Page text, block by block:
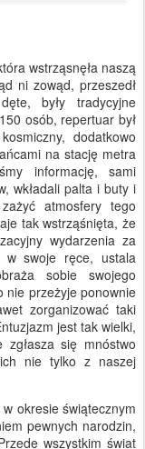
wstrząsnęła naszą
ni zowąd, przeszedł
były tradycyjne
osób, repertuar był
dodatkowo
na stację metra
informację, sami
wkładali palta i buty i
atmosfery tego
tak wstrząśnięta, że
wydarzenia za
swoje ręce, ustala
sobie swojego
nie przeżyje ponownie
zorganizować taki
jest tak wielki,
się mnóstwo
nie tylko z naszej
okresie świątecznym
pewnych narodzin,
wszystkim świat